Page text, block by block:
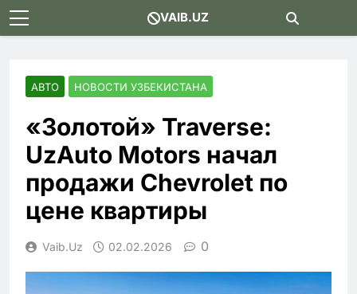
Skip
to
VAIB.UZ
АВТО НОВОСТИ УЗБЕКИСТАНА
«Золотой» Traverse:
UzAuto Motors начал
продажи Chevrolet по
цене квартиры
Vaib.uz 02.02.2026 0